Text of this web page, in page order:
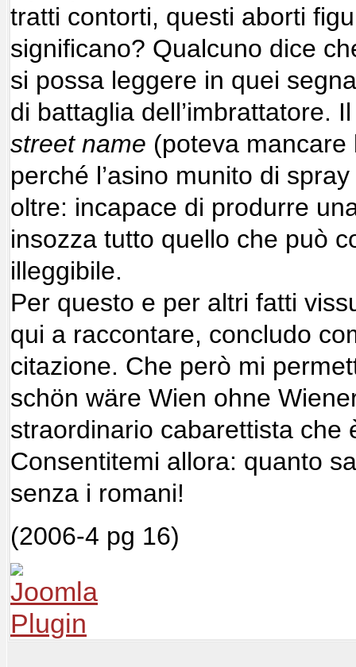
tratti contorti, questi aborti
significano? Qualcuno dice
si possa leggere in quei
di battaglia dell’imbrattatore.
street name (poteva
perché l’asino munito di
oltre: incapace di produrre
insozza tutto quello che può
illeggibile.
Per questo e per altri fatti
qui a raccontare, concludo
citazione. Che però mi
schön wäre Wien ohne
straordinario cabarettista che
Consentitemi allora: quanto
senza i romani!
(2006-4 pg 16)